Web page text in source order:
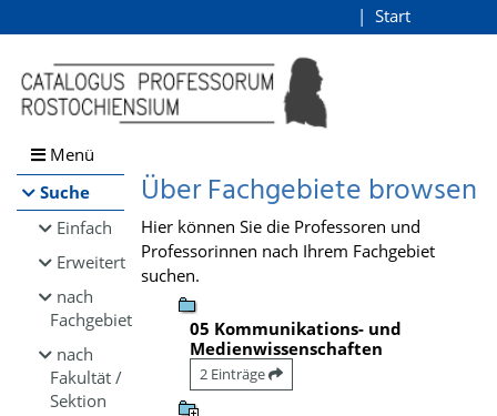
Browsen
direkt zum Inhalt
Start
Menü
Suche
Einfach
Erweitert
nach
Fachgebiet
nach
Fakultät /
Sektion
Über Fachgebiete browsen
Hier können Sie die Professoren und
Professorinnen nach Ihrem Fachgebiet
suchen.
05 Kommunikations- und
Medienwissenschaften
2 Einträge